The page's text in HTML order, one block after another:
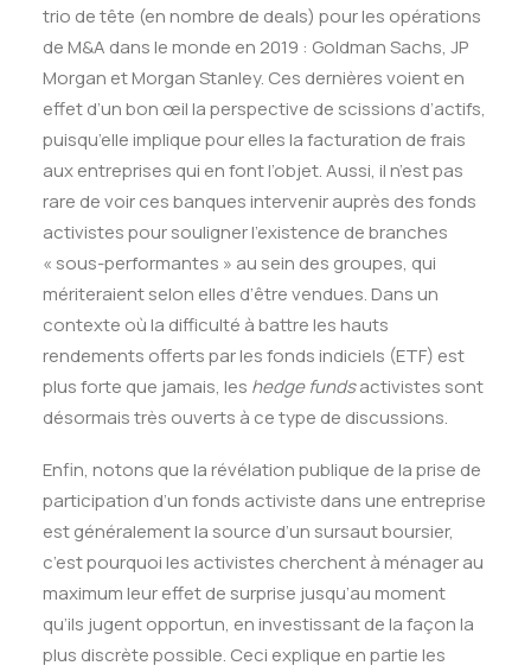
trio de tête (en nombre de deals) pour les opérations
de M&A dans le monde en 2019 : Goldman Sachs, JP
Morgan et Morgan Stanley. Ces dernières voient en
effet d’un bon œil la perspective de scissions d’actifs,
puisqu’elle implique pour elles la facturation de frais
aux entreprises qui en font l’objet. Aussi, il n’est pas
rare de voir ces banques intervenir auprès des fonds
activistes pour souligner l’existence de branches
« sous-performantes » au sein des groupes, qui
mériteraient selon elles d’être vendues. Dans un
contexte où la difficulté à battre les hauts
rendements offerts par les fonds indiciels (ETF) est
plus forte que jamais, les hedge fundsactivistes sont
désormais très ouverts à ce type de discussions.
Enfin, notons que la révélation publique de la prise de
participation d’un fonds activiste dans une entreprise
est généralement la source d’un sursaut boursier,
c’est pourquoi les activistes cherchent à ménager au
maximum leur effet de surprise jusqu’au moment
qu’ils jugent opportun, en investissant de la façon la
plus discrète possible. Ceci explique en partie les